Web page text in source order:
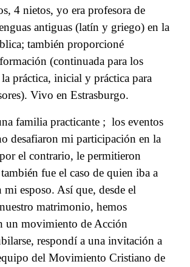
4 nietos, yo era profesora de
antiguas (latín y griego) en la
también proporcioné
(continuada para los
práctica, inicial y práctica para
Vivo en Estrasburgo.
familia practicante ; los eventos
desafiaron mi participación en la
el contrario, le permitieron
fue el caso de quien iba a
mi esposo. Así que, desde el
matrimonio, hemos
un movimiento de Acción
respondí a una invitación a
del Movimiento Cristiano de